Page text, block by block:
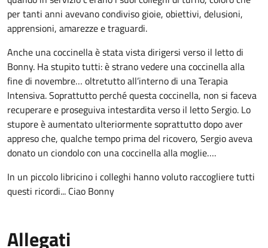
per tanti anni avevano condiviso gioie, obiettivi, delusioni,
apprensioni, amarezze e traguardi.
Anche una coccinella è stata vista dirigersi verso il letto di
Bonny. Ha stupito tutti: è strano vedere una coccinella alla
fine di novembre… oltretutto all’interno di una Terapia
Intensiva. Soprattutto perché questa coccinella, non si faceva
recuperare e proseguiva intestardita verso il letto Sergio. Lo
stupore è aumentato ulteriormente soprattutto dopo aver
appreso che, qualche tempo prima del ricovero, Sergio aveva
donato un ciondolo con una coccinella alla moglie….
In un piccolo libricino i colleghi hanno voluto raccogliere tutti
questi ricordi... Ciao Bonny
Allegati